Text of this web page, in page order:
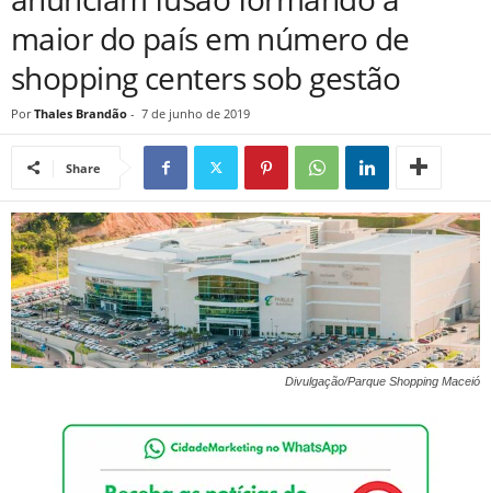
maior do país em número de
shopping centers sob gestão
Por Thales Brandão - 7 de junho de 2019
Share
Divulgação/Parque Shopping Maceió